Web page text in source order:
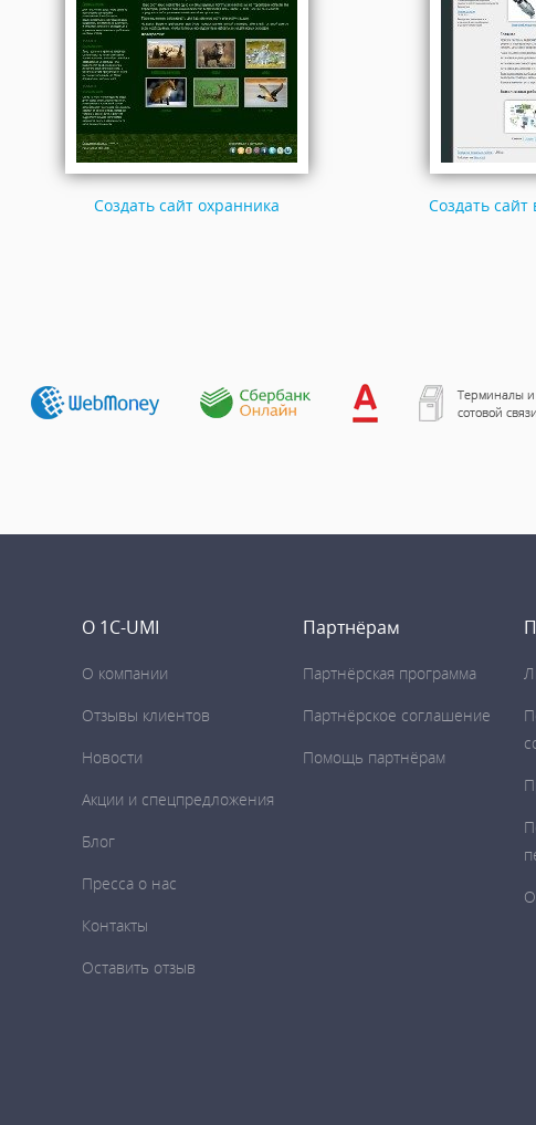
Создать сайт охранника Создать
О 1C-UMI
О компании
Отзывы клиентов
Новости
Акции и спецпредложения
Блог
Пресса о нас
Контакты
Оставить отзыв
Партнёрам
Партнёрская программа
Партнёрское соглашение
Помощь партнёрам